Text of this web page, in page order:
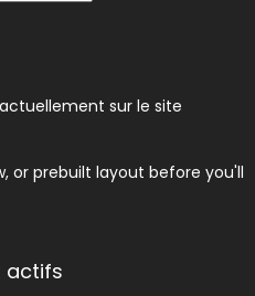
sur le site
or prebuilt layout before you'll
actifs